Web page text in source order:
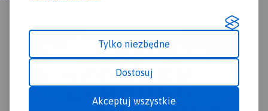
Tylko niezbędne
Dostosuj
Akceptuj wszystkie
MAPA TURYSTYCZNA W